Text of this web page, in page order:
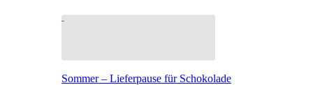
Sommer – Lieferpause für Schokolade